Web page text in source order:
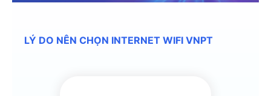
LÝ DO NÊN CHỌN INTERNET WIFI VNPT